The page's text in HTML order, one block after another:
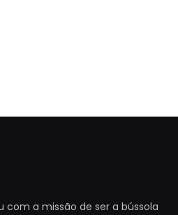
com a missão de ser a bússola